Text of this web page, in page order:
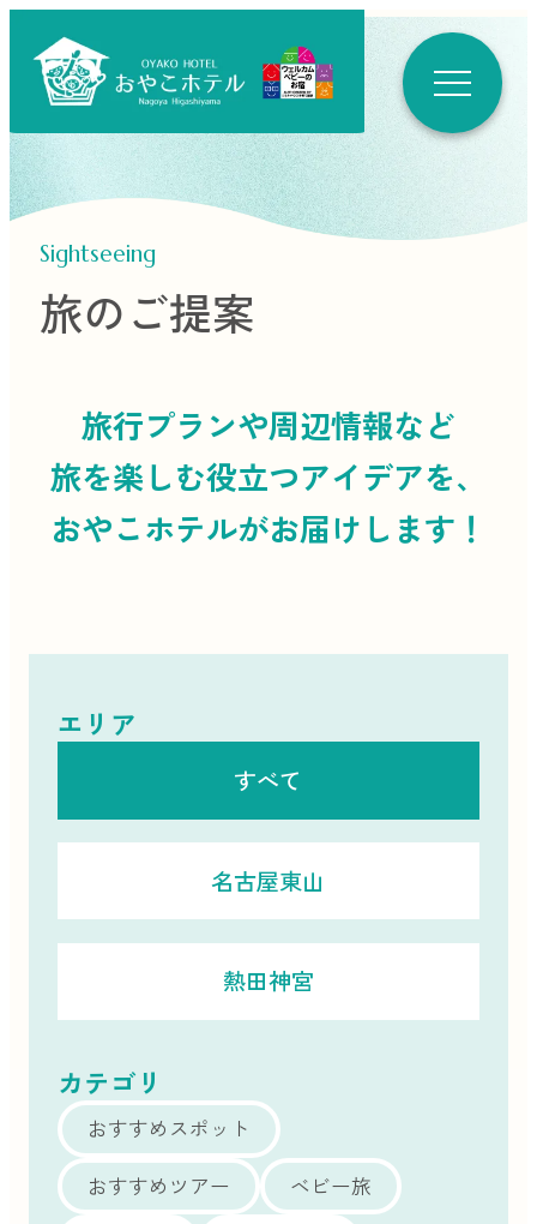
Sightseeing
旅のご提案
旅行プランや周辺情報など
旅を楽しむ役立つアイデアを、
おやこホテルがお届けします！
エリア
すべて
名古屋東山
熱田神宮
カテゴリ
おすすめスポット
おすすめツアー
ベビー旅